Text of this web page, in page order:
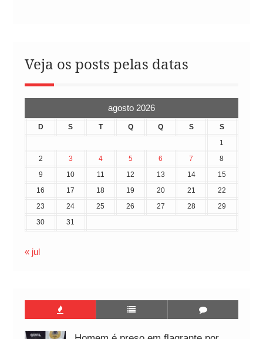
Veja os posts pelas datas
agosto 2026
D S T Q Q S
S
1
2
3 4 5 6 7
8
9
10 11 12 13 14
15
16
17 18 19 20 21
22
23
24 25 26 27 28
29
30
31
« jul